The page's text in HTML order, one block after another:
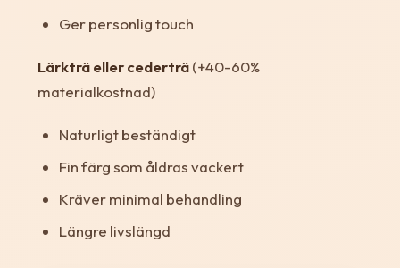
Ger personlig touch
Lärkträ eller cederträ(+40-60%
materialkostnad)
Naturligt beständigt
Fin färg som åldras vackert
Kräver minimal behandling
Längre livslängd